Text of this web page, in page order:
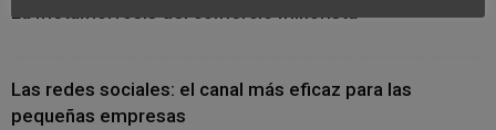
La metamorfosis del comercio minorista
Las redes sociales: el canal más eficaz para las
pequeñas empresas